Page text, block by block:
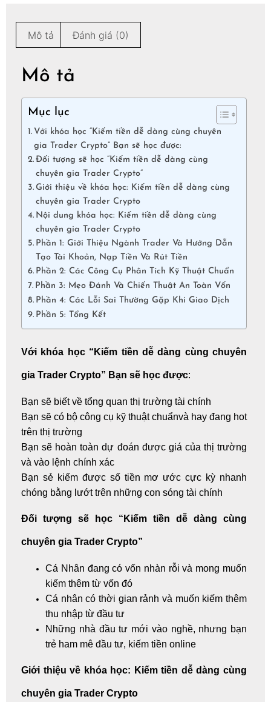
Mô tả Đánh giá (0)
Mô tả
Mục lục
Với khóa học “Kiếm tiền dễ dàng cùng chuyên
gia Trader Crypto” Bạn sẽ học được:
Đối tượng sẽ học “Kiếm tiền dễ dàng cùng
chuyên gia Trader Crypto”
Giới thiệu về khóa học: Kiếm tiền dễ dàng cùng
chuyên gia Trader Crypto
Nội dung khóa học: Kiếm tiền dễ dàng cùng
chuyên gia Trader Crypto
Phần 1: Giới Thiệu Ngành Trader Và Hướng Dẫn
Tạo Tài Khoản, Nạp Tiền Và Rút Tiền
Phần 2: Các Công Cụ Phân Tích Kỹ Thuật Chuẩn
Phần 3: Mẹo Đánh Và Chiến Thuật An Toàn Vốn
Phần 4: Các Lỗi Sai Thường Gặp Khi Giao Dịch
Phần 5: Tổng Kết
Với khóa học “Kiếm tiền dễ dàng cùng chuyên
gia Trader Crypto” Bạn sẽ học được:
Bạn sẽ biết về tổng quan thị trường tài chính
Bạn sẽ có bộ công cụ kỹ thuật chuẩnvà hay đang hot
trên thị trường
Bạn sẽ hoàn toàn dự đoán được giá của thị trường
và vào lệnh chính xác
Bạn sẻ kiếm được số tiền mơ ước cực kỳ nhanh
chóng bằng lướt trên những con sóng tài chính
Đối tượng sẽ học “Kiếm tiền dễ dàng cùng
chuyên gia Trader Crypto”
Cá Nhân đang có vốn nhàn rỗi và mong muốn
kiếm thêm từ vốn đó
Cá nhân có thời gian rảnh và muốn kiếm thêm
thu nhập từ đầu tư
Những nhà đầu tư mới vào nghề, nhưng bạn
trẻ ham mê đầu tư, kiếm tiền online
Giới thiệu về khóa học: Kiếm tiền dễ dàng cùng
chuyên gia Trader Crypto